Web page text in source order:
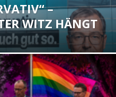
–
WITZ HÄNGT